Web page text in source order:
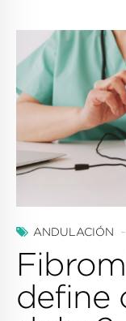
ANDULACIÓN
define